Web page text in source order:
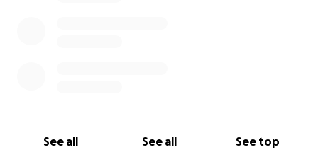
See all See all See top